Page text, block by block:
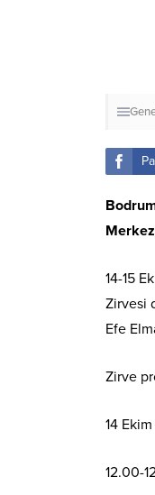
14-15
Zirvesi
Efe
Zirve
14
12.00-